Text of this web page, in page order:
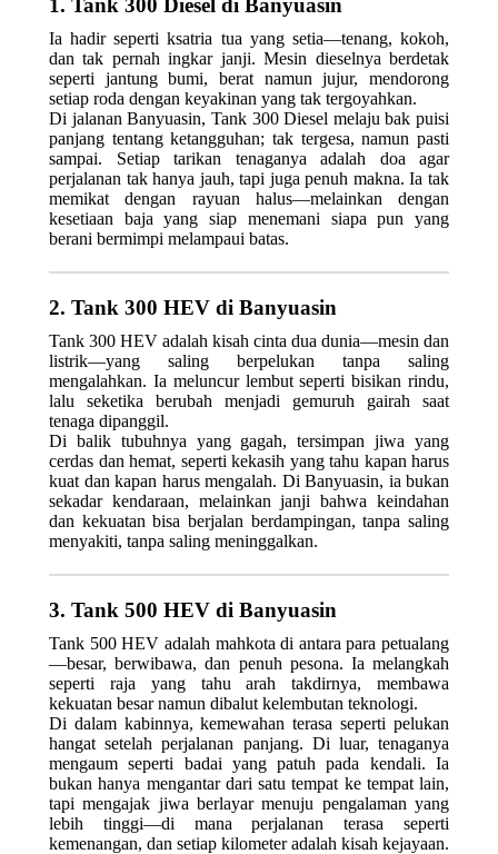
1. Tank 300 Diesel di Banyuasin
Ia hadir seperti ksatria tua yang setia—tenang, kokoh,
dan tak pernah ingkar janji. Mesin dieselnya berdetak
seperti jantung bumi, berat namun jujur, mendorong
setiap roda dengan keyakinan yang tak tergoyahkan.
Di jalanan Banyuasin, Tank 300 Diesel melaju bak puisi
panjang tentang ketangguhan; tak tergesa, namun pasti
sampai. Setiap tarikan tenaganya adalah doa agar
perjalanan tak hanya jauh, tapi juga penuh makna. Ia tak
memikat dengan rayuan halus—melainkan dengan
kesetiaan baja yang siap menemani siapa pun yang
berani bermimpi melampaui batas.
2. Tank 300 HEV di Banyuasin
Tank 300 HEV adalah kisah cinta dua dunia—mesin dan
listrik—yang saling berpelukan tanpa saling
mengalahkan. Ia meluncur lembut seperti bisikan rindu,
lalu seketika berubah menjadi gemuruh gairah saat
tenaga dipanggil.
Di balik tubuhnya yang gagah, tersimpan jiwa yang
cerdas dan hemat, seperti kekasih yang tahu kapan harus
kuat dan kapan harus mengalah. Di Banyuasin, ia bukan
sekadar kendaraan, melainkan janji bahwa keindahan
dan kekuatan bisa berjalan berdampingan, tanpa saling
menyakiti, tanpa saling meninggalkan.
3. Tank 500 HEV di Banyuasin
Tank 500 HEV adalah mahkota di antara para petualang
—besar, berwibawa, dan penuh pesona. Ia melangkah
seperti raja yang tahu arah takdirnya, membawa
kekuatan besar namun dibalut kelembutan teknologi.
Di dalam kabinnya, kemewahan terasa seperti pelukan
hangat setelah perjalanan panjang. Di luar, tenaganya
mengaum seperti badai yang patuh pada kendali. Ia
bukan hanya mengantar dari satu tempat ke tempat lain,
tapi mengajak jiwa berlayar menuju pengalaman yang
lebih tinggi—di mana perjalanan terasa seperti
kemenangan, dan setiap kilometer adalah kisah kejayaan.